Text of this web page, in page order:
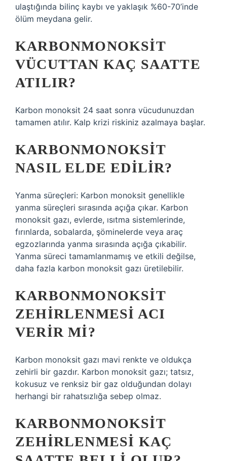
ulaştığında bilinç kaybı ve yaklaşık %60-70’inde
ölüm meydana gelir.
KARBONMONOKSIT
VÜCUTTAN KAÇ SAATTE
ATILIR?
Karbon monoksit 24 saat sonra vücudunuzdan
tamamen atılır. Kalp krizi riskiniz azalmaya başlar.
KARBONMONOKSIT
NASIL ELDE EDILIR?
Yanma süreçleri: Karbon monoksit genellikle
yanma süreçleri sırasında açığa çıkar. Karbon
monoksit gazı, evlerde, ısıtma sistemlerinde,
fırınlarda, sobalarda, şöminelerde veya araç
egzozlarında yanma sırasında açığa çıkabilir.
Yanma süreci tamamlanmamış ve etkili değilse,
daha fazla karbon monoksit gazı üretilebilir.
KARBONMONOKSIT
ZEHIRLENMESI ACI
VERIR MI?
Karbon monoksit gazı mavi renkte ve oldukça
zehirli bir gazdır. Karbon monoksit gazı; tatsız,
kokusuz ve renksiz bir gaz olduğundan dolayı
herhangi bir rahatsızlığa sebep olmaz.
KARBONMONOKSIT
ZEHIRLENMESI KAÇ